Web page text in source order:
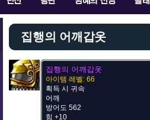
집행의 어깨갑옷
집행의 어깨갑옷
아이템 레벨: 66
획득 시 귀속
어깨
방어도 562
힘 +10